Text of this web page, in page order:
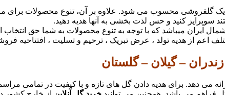
یک گلفروشی محسوب می شود. علاوه بر آن، تنوع محصولات برای
سوپرایز کنید و حس لذت بخشی به آنها هدیه دهید.
ایران میباشد که با توجه به تنوع محصولات به شما حق
اعم از هدیه تولد ، عرض تبریک ، ترحیم و تسلیت ، افتتاحیه
– گیلان – گلستان
می دهد. برای هدیه دادن گل های تازه و با کیفیت در تمامی